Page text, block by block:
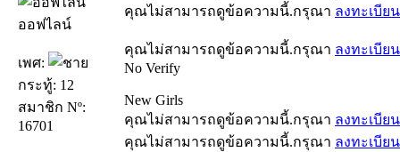
ออฟไลน์
เพศ:
กระทู้: 12
สมาชิก Nº:
16701
คุณไม่สามารถดูข้อความนี้.กรุณา ลงทะเบียน
คุณไม่สามารถดูข้อความนี้.กรุณา ลงทะเบียน
No Verify
New Girls
คุณไม่สามารถดูข้อความนี้.กรุณา ลงทะเบียน
คุณไม่สามารถดูข้อความนี้.กรุณา ลงทะเบียน